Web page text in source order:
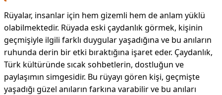
Rüyalar, insanlar için hem gizemli hem de anlam yüklü
olabilmektedir. Rüyada eski çaydanlık görmek, kişinin
geçmişiyle ilgili farklı duygular yaşadığına ve bu anıların
ruhunda derin bir etki bıraktığına işaret eder. Çaydanlık,
Türk kültüründe sıcak sohbetlerin, dostluğun ve
paylaşımın simgesidir. Bu rüyayı gören kişi, geçmişte
yaşadığı güzel anıların farkına varabilir ve bu anıları